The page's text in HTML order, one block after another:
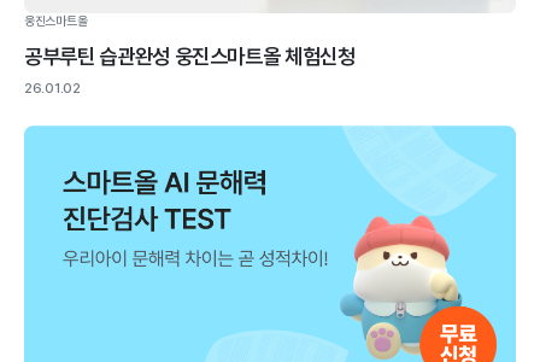
웅진스마트올
공부루틴 습관완성 웅진스마트올 체험신청
26.01.02